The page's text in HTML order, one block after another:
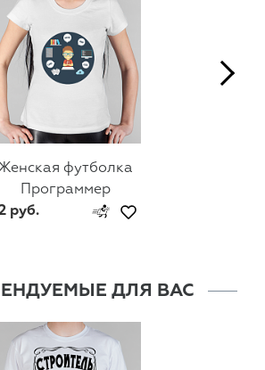
футболка
Программер
руб.
ДЛЯ ВАС